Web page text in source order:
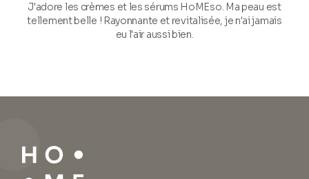
J'adore les crèmes et les sérums HoMEso. Ma peau est
tellement belle ! Rayonnante et revitalisée, je n'ai jamais
eu l'air aussi bien.